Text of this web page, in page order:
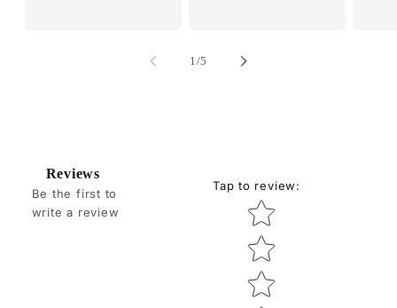
1 /of
5
Reviews
Be the first to
write a review
Tap to review:
Star rating